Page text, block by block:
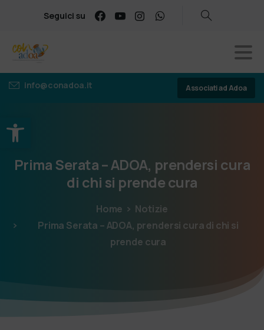
Apri la barra degli strumenti
Seguici su
info@conadoa.it Associati ad Adoa
PrimaSerata–ADOA, prendersi cura
di chi si prendecura
Home
Notizie
Prima Serata – ADOA, prendersi cura di chi si
prende cura